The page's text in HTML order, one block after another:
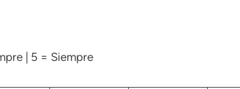
| 5 = Siempre